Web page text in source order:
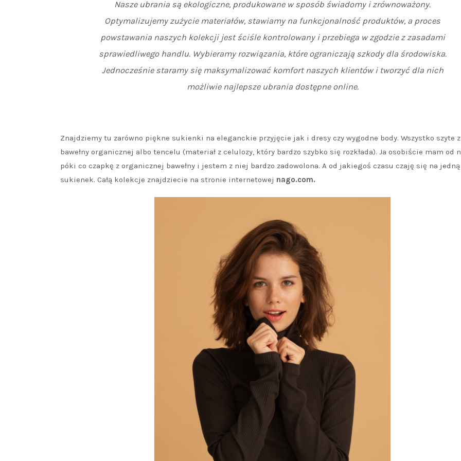
Nasze ubrania są ekologiczne, produkowane w sposób świadomy i zrównoważony.
Optymalizujemy zużycie materiałów, stawiamy na funkcjonalność produktów, a proces
powstawania naszych kolekcji jest ściśle kontrolowany i przebiega w zgodzie z zasadami
sprawiedliwego handlu. Wybieramy rozwiązania, które ograniczają szkody dla środowiska.
Jednocześnie staramy się maksymalizować komfort naszych klientów i tworzyć dla nich
możliwie najlepsze ubrania dostępne online.
Znajdziemy tu zarówno piękne sukienki na eleganckie przyjęcie jak i dresy czy wygodne body. Wszystko szyte z
bawełny organicznej albo tencelu (materiał z celulozy, który bardzo szybko się rozkłada). Ja osobiście mam od
póki co czapkę z organicznej bawełny i jestem z niej bardzo zadowolona. A od jakiegoś czasu czaję się na jedną
sukienek. Całą kolekcje znajdziecie na stronie internetowej nago.com.